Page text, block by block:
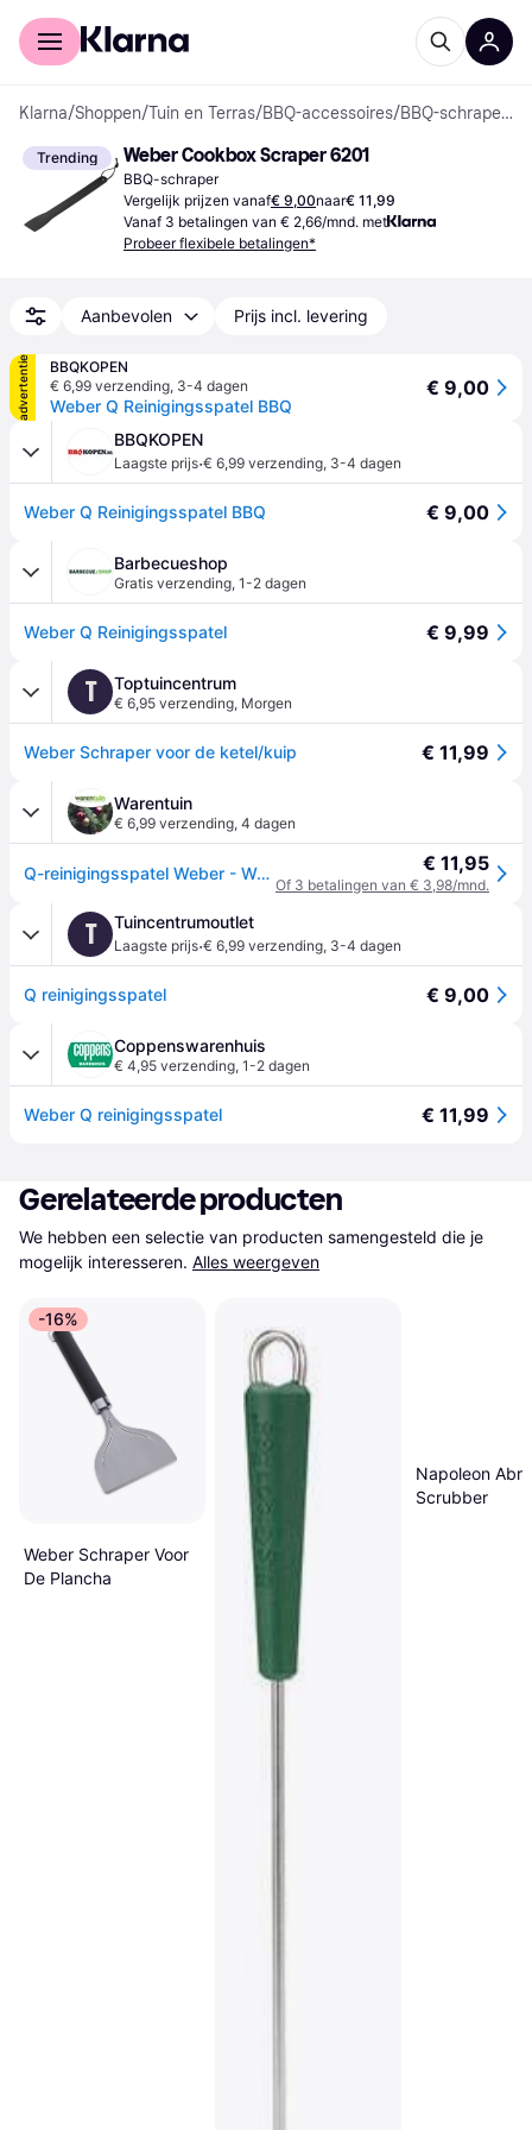
Voor shoppers
Klarna/Shoppen/Tuin en Terras/BBQ-accessoires/ BBQ-schrapers
Trending Weber Cookbox Scraper 6201
BBQ-schraper
Vergelijk prijzen vanaf€ 9,00naar€ 11,99
Vanaf 3 betalingen van € 2,66/mnd. met
Probeer flexibele betalingen*
Aanbevolen Prijs incl. levering
advertentie
BBQKOPEN
€ 6,99 verzending, 3-4 dagen
Weber Q Reinigingsspatel BBQ
€ 9,00
BBQKOPEN
Laagste prijs·€ 6,99 verzending, 3-4 dagen
Weber Q Reinigingsspatel BBQ € 9,00
Barbecueshop
Gratis verzending, 1-2 dagen
Weber Q Reinigingsspatel € 9,99
T Toptuincentrum
€ 6,95 verzending, Morgen
Weber Schraper voor de ketel/kuip € 11,99
Warentuin
€ 6,99 verzending, 4 dagen
Q-reinigingsspatel Weber - Weber € 11,95
Of 3 betalingen van € 3,98/mnd.
T Tuincentrumoutlet
Laagste prijs·€ 6,99 verzending, 3-4 dagen
Q reinigingsspatel € 9,00
Coppenswarenhuis
€ 4,95 verzending, 1-2 dagen
Weber Q reinigingsspatel € 11,99
Gerelateerde producten
We hebben een selectie van producten samengesteld die je
mogelijk interesseren. Alles weergeven
-16%
Weber Schraper Voor
De Plancha
Napoleon
Scrubber